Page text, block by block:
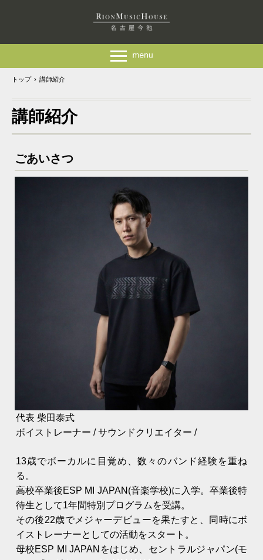
トップ › 講師紹介
講師紹介
ごあいさつ
代表 柴田泰式
ボイストレーナー / サウンドクリエイター /
13歳でボーカルに目覚め、数々のバンド経験を重ね
る。
高校卒業後ESP MI JAPAN(音楽学校)に入学。卒業後特
待生として1年間特別プログラムを受講。
その後22歳でメジャーデビューを果たすと、同時にボ
イストレーナーとしての活動をスタート。
母校ESP MI JAPANをはじめ、セントラルジャパン(モ